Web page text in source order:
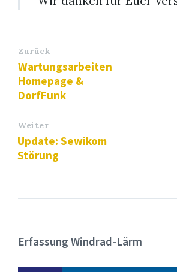
Zurück
Wartungsarbeiten
Homepage &
DorfFunk
Weiter
Update: Sewikom
Störung
Erfassung Windrad-Lärm